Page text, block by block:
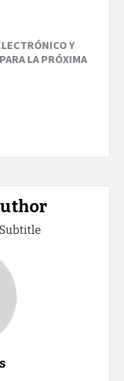
Y
LA PRÓXIMA